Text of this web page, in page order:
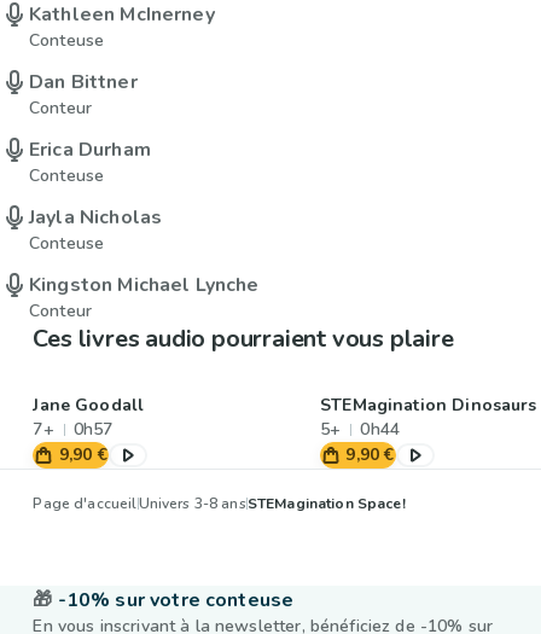
Kathleen McInerney
Conteuse
Dan Bittner
Conteur
Erica Durham
Conteuse
Jayla Nicholas
Conteuse
Kingston Michael Lynche
Conteur
Ces livres audio pourraient vous plaire
Jane Goodall
7+
0h57
9,90 €
STEMagination Dinosaurs
5+
0h44
9,90 €
Page d'accueilUnivers 3-8 ansSTEMagination Space!
🎁 -10% sur votre conteuse
En vous inscrivant à la newsletter, bénéficiez de -10% sur